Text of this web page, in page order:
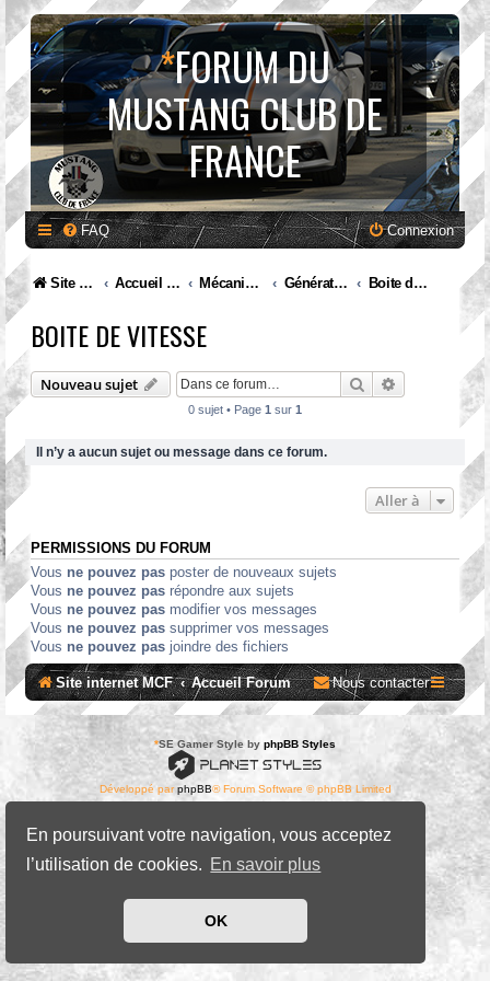
En poursuivant votre navigation, vous acceptez
l’utilisation de cookies. En savoir plus
OK
*FORUM DU
MUSTANG CLUB DE
FRANCE
FAQ Connexion
Site internet MCF Accueil Forum Mécanique et entretien Génération VI. Mustang (2015 à ...) Boite de vitesse
BOITE DE VITESSE
Nouveau sujet RechercherRecherche
0 sujet • Page 1 sur 1
Il n’y a aucun sujet ou message dans ce forum.
Aller à
PERMISSIONS DU FORUM
Vous ne pouvez pas poster de nouveaux sujets
Vous ne pouvez pas répondre aux sujets
Vous ne pouvez pas modifier vos messages
Vous ne pouvez pas supprimer vos messages
Vous ne pouvez pas joindre des fichiers
Site internet MCF Accueil Forum Nous contacter
*SE Gamer Style by phpBB Styles
Développé parphpBB® Forum Software © phpBB Limited
Confidentialité|